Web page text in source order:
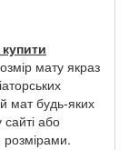
мату якраз
мат будь-яких
або
розмірами.